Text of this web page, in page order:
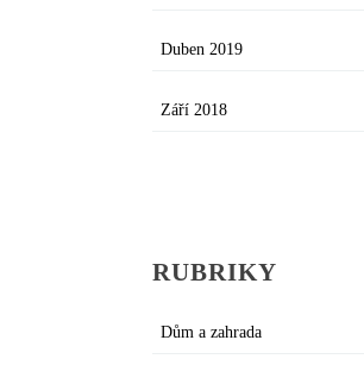
Duben 2019
Září 2018
RUBRIKY
Dům a zahrada